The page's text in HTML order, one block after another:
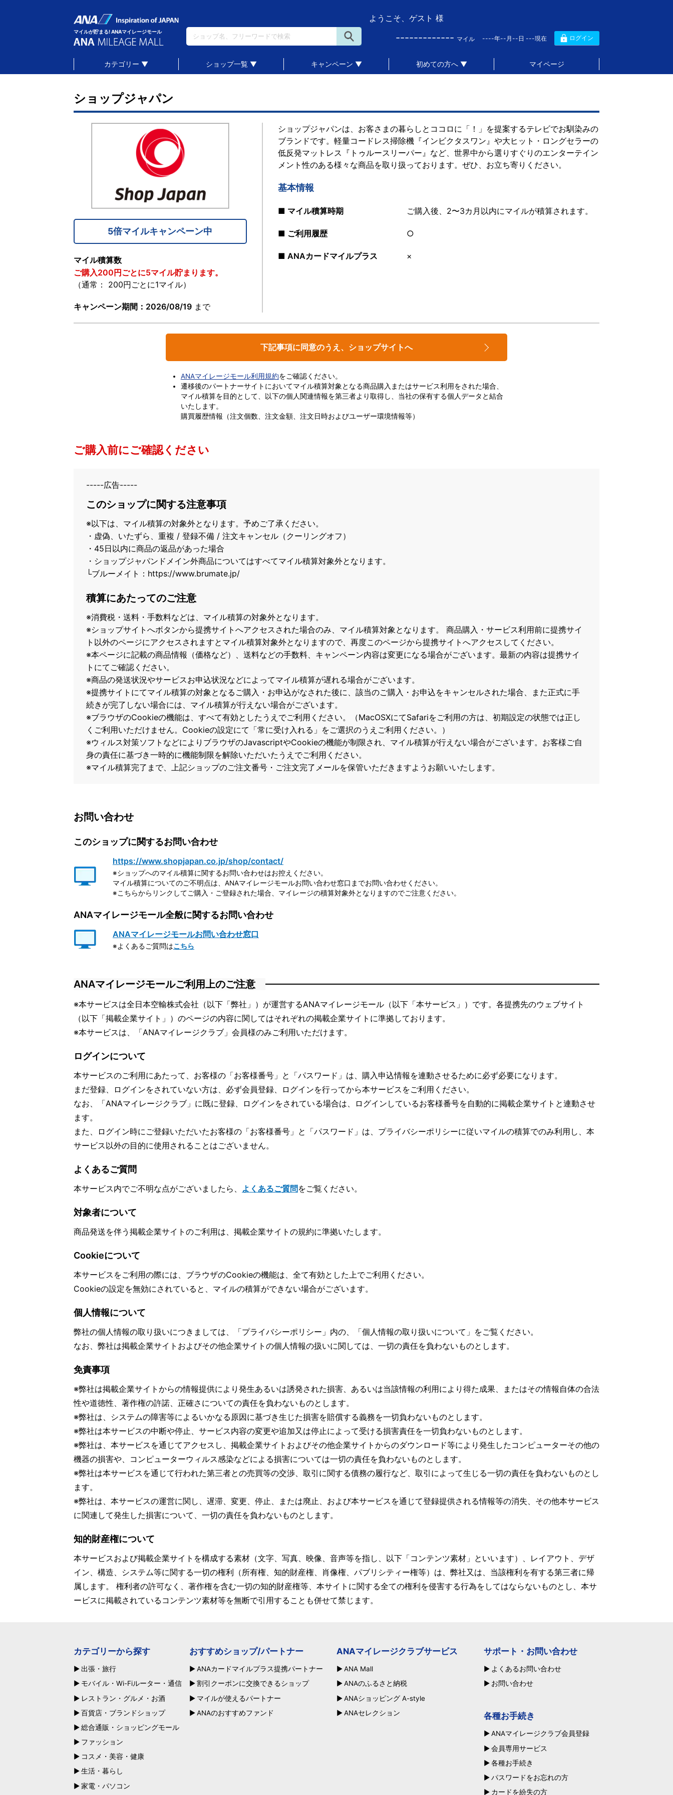
マイルが貯まる! ANAマイレージモール
ようこそ、ゲスト 様
------------- マイル ----年--月--日 ---現在 ログイン
カテゴリー ▼ ショップ一覧 ▼ キャンペーン ▼ 初めての方へ ▼ マイページ
ショップジャパン
5倍マイルキャンペーン中
マイル積算数
ご購入200円ごとに5マイル貯まります。
（通常： 200円ごとに1マイル）
キャンペーン期間：2026/08/19 まで
ショップジャパンは、お客さまの暮らしとココロに「！」を提案するテレビでお馴染みの
ブランドです。軽量コードレス掃除機『インビクタスワン』や大ヒット・ロングセラーの
低反発マットレス『トゥルースリーパー』など、世界中から選りすぐりのエンターテイン
メント性のある様々な商品を取り扱っております。ぜひ、お立ち寄りください。
基本情報
■ マイル積算時期 ご購入後、2〜3カ月以内にマイルが積算されます。
■ ご利用履歴 ○
■ ANAカードマイルプラス ×
下記事項に同意のうえ、ショップサイトへ
ANAマイレージモール利用規約をご確認ください。
遷移後のパートナーサイトにおいてマイル積算対象となる商品購入またはサービス利用をされた場合、
マイル積算を目的として、以下の個人関連情報を第三者より取得し、当社の保有する個人データと結合
いたします。
購買履歴情報（注文個数、注文金額、注文日時およびユーザー環境情報等）
ご購入前にご確認ください
-----広告-----
このショップに関する注意事項
※以下は、マイル積算の対象外となります。予めご了承ください。
・虚偽、いたずら、重複 / 登録不備 / 注文キャンセル（クーリングオフ）
・45日以内に商品の返品があった場合
・ショップジャパンドメイン外商品についてはすべてマイル積算対象外となります。
└ブルーメイト：https://www.brumate.jp/
積算にあたってのご注意
※消費税・送料・手数料などは、マイル積算の対象外となります。
※ショップサイトへボタンから提携サイトへアクセスされた場合のみ、マイル積算対象となります。 商品購入・サービス利用前に提携サイ
ト以外のページにアクセスされますとマイル積算対象外となりますので、再度このページから提携サイトへアクセスしてください。
※本ページに記載の商品情報（価格など）、送料などの手数料、キャンペーン内容は変更になる場合がございます。最新の内容は提携サイ
トにてご確認ください。
※商品の発送状況やサービスお申込状況などによってマイル積算が遅れる場合がございます。
※提携サイトにてマイル積算の対象となるご購入・お申込がなされた後に、該当のご購入・お申込をキャンセルされた場合、また正式に手
続きが完了しない場合には、マイル積算が行えない場合がございます。
※ブラウザのCookieの機能は、すべて有効としたうえでご利用ください。（MacOSXにてSafariをご利用の方は、初期設定の状態では正し
くご利用いただけません。Cookieの設定にて「常に受け入れる」をご選択のうえご利用ください。）
※ウィルス対策ソフトなどによりブラウザのJavascriptやCookieの機能が制限され、マイル積算が行えない場合がございます。お客様ご自
身の責任に基づき一時的に機能制限を解除いただいたうえでご利用ください。
※マイル積算完了まで、上記ショップのご注文番号・ご注文完了メールを保管いただきますようお願いいたします。
お問い合わせ
このショップに関するお問い合わせ
https://www.shopjapan.co.jp/shop/contact/
※ショップへのマイル積算に関するお問い合わせはお控えください。
マイル積算についてのご不明点は、ANAマイレージモールお問い合わせ窓口までお問い合わせください。
※こちらからリンクしてご購入・ご登録された場合、マイレージの積算対象外となりますのでご注意ください。
ANAマイレージモール全般に関するお問い合わせ
ANAマイレージモールお問い合わせ窓口
※よくあるご質問はこちら
ANAマイレージモールご利用上のご注意
※本サービスは全日本空輸株式会社（以下「弊社」）が運営するANAマイレージモール（以下「本サービス」）です。各提携先のウェブサイト
（以下「掲載企業サイト」）のページの内容に関してはそれぞれの掲載企業サイトに準拠しております。
※本サービスは、「ANAマイレージクラブ」会員様のみご利用いただけます。
ログインについて
本サービスのご利用にあたって、お客様の「お客様番号」と「パスワード」は、購入申込情報を連動させるために必ず必要になります。
まだ登録、ログインをされていない方は、必ず会員登録、ログインを行ってから本サービスをご利用ください。
なお、「ANAマイレージクラブ」に既に登録、ログインをされている場合は、ログインしているお客様番号を自動的に掲載企業サイトと連動させ
ます。
また、ログイン時にご登録いただいたお客様の「お客様番号」と「パスワード」は、 プライバシーポリシーに従いマイルの積算でのみ利用し、本
サービス以外の目的に使用されることはございません。
よくあるご質問
本サービス内でご不明な点がございましたら、 よくあるご質問 をご覧ください。
対象者について
商品発送を伴う掲載企業サイトのご利用は、掲載企業サイトの規約に準拠いたします。
Cookieについて
本サービスをご利用の際には、ブラウザのCookieの機能は、全て有効とした上でご利用ください。
Cookieの設定を無効にされていると、マイルの積算ができない場合がございます。
個人情報について
弊社の個人情報の取り扱いにつきましては、「プライバシーポリシー」内の、「個人情報の取り扱いについて」をご覧ください。
なお、弊社は掲載企業サイトおよびその他企業サイトの個人情報の扱いに関しては、一切の責任を負わないものとします。
免責事項
※弊社は掲載企業サイトからの情報提供により発生あるいは誘発された損害、あるいは当該情報の利用により得た成果、またはその情報自体の合法
性や道徳性、著作権の許諾、正確さについての責任を負わないものとします。
※弊社は、システムの障害等によるいかなる原因に基づき生じた損害を賠償する義務を一切負わないものとします。
※弊社は本サービスの中断や停止、サービス内容の変更や追加又は停止によって受ける損害責任を一切負わないものとします。
※弊社は、本サービスを通じてアクセスし、掲載企業サイトおよびその他企業サイトからのダウンロード等により発生したコンピューターその他の
機器の損害や、コンピューターウィルス感染などによる損害については一切の責任を負わないものとします。
※弊社は本サービスを通じて行われた第三者との売買等の交渉、取引に関する債務の履行など、取引によって生じる一切の責任を負わないものとし
ます。
※弊社は、本サービスの運営に関し、遅滞、変更、停止、または廃止、および本サービスを通じて登録提供される情報等の消失、その他本サービス
に関連して発生した損害について、一切の責任を負わないものとします。
知的財産権について
本サービスおよび掲載企業サイトを構成する素材（文字、写真、映像、音声等を指し、以下「コンテンツ素材」といいます）、レイアウト、デザ
イン、構造、システム等に関する一切の権利（所有権、知的財産権、肖像権、パブリシティー権等）は、弊社又は、当該権利を有する第三者に帰
属します。 権利者の許可なく、著作権を含む一切の知的財産権等、本サイトに関する全ての権利を侵害する行為をしてはならないものとし、本サ
ービスに掲載されているコンテンツ素材等を無断で引用することも併せて禁じます。
カテゴリーから探す
出張・旅行
モバイル・Wi-Fiルーター・通信
レストラン・グルメ・お酒
百貨店・ブランドショップ
総合通販・ショッピングモール
ファッション
コスメ・美容・健康
生活・暮らし
家電・パソコン
おすすめショップ/パートナー
ANAカードマイルプラス提携パートナー
割引クーポンに交換できるショップ
マイルが使えるパートナー
ANAのおすすめファンド
ANAマイレージクラブサービス
ANA Mall
ANAのふるさと納税
ANAショッピング A-style
ANAセレクション
サポート・お問い合わせ
よくあるお問い合わせ
お問い合わせ
各種お手続き
ANAマイレージクラブ会員登録
会員専用サービス
各種お手続き
パスワードをお忘れの方
カードを紛失の方